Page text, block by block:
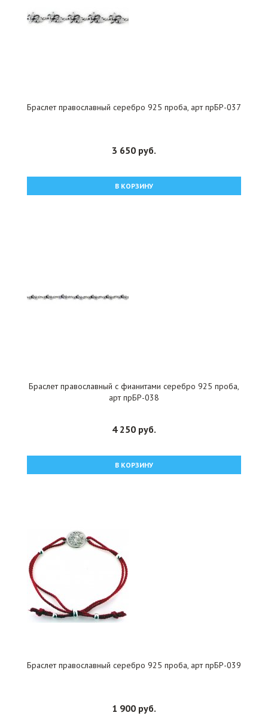
Браслет православный серебро 925 проба, арт прБР-037
3 650 руб.
В КОРЗИНУ
Браслет православный с фианитами серебро 925 проба,
арт прБР-038
4 250 руб.
В КОРЗИНУ
Браслет православный серебро 925 проба, арт прБР-039
1 900 руб.